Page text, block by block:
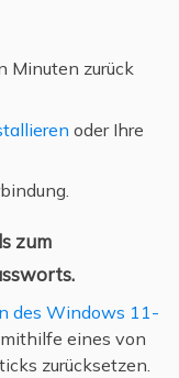
Minuten zurück
oder Ihre
zum
des Windows 11-
eines von
zurücksetzen.